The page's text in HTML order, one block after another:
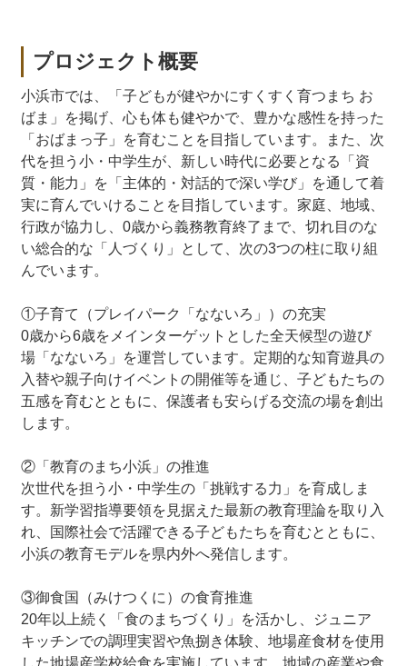
プロジェクト概要
小浜市では、「子どもが健やかにすくすく育つまち お
ばま」を掲げ、心も体も健やかで、豊かな感性を持った
「おばまっ子」を育むことを目指しています。また、次
代を担う小・中学生が、新しい時代に必要となる「資
質・能力」を「主体的・対話的で深い学び」を通して着
実に育んでいけることを目指しています。家庭、地域、
行政が協力し、0歳から義務教育終了まで、切れ目のな
い総合的な「人づくり」として、次の3つの柱に取り組
んでいます。
①子育て（プレイパーク「なないろ」）の充実
0歳から6歳をメインターゲットとした全天候型の遊び
場「なないろ」を運営しています。定期的な知育遊具の
入替や親子向けイベントの開催等を通じ、子どもたちの
五感を育むとともに、保護者も安らげる交流の場を創出
します。
②「教育のまち小浜」の推進
次世代を担う小・中学生の「挑戦する力」を育成しま
す。新学習指導要領を見据えた最新の教育理論を取り入
れ、国際社会で活躍できる子どもたちを育むとともに、
小浜の教育モデルを県内外へ発信します。
③御食国（みけつくに）の食育推進
20年以上続く「食のまちづくり」を活かし、ジュニア
キッチンでの調理実習や魚捌き体験、地場産食材を使用